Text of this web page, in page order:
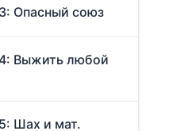
Опасный союз
Выжить любой
Шах и мат.